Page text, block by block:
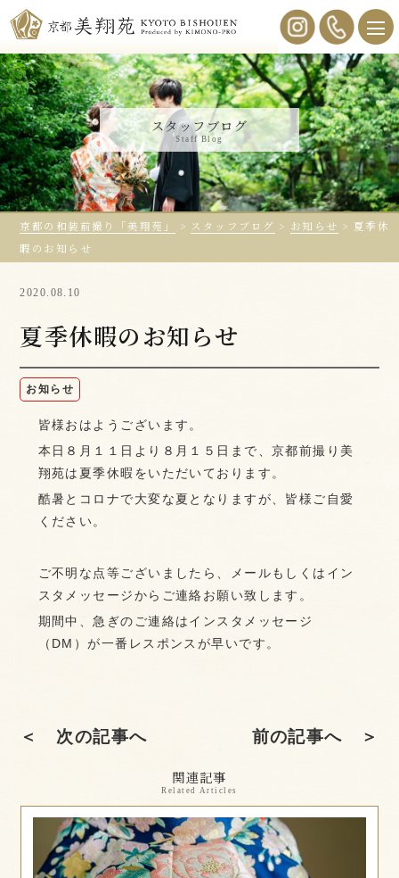
スタッフブログ
Staff Blog
京都の和装前撮り「美翔苑」 > スタッフブログ > お知らせ > 夏季休
暇のお知らせ
2020.08.10
夏季休暇のお知らせ
お知らせ
皆様おはようございます。
本日８月１１日より８月１５日まで、京都前撮り美
翔苑は夏季休暇をいただいております。
酷暑とコロナで大変な夏となりますが、皆様ご自愛
ください。
ご不明な点等ございましたら、メールもしくはイン
スタメッセージからご連絡お願い致します。
期間中、急ぎのご連絡はインスタメッセージ
（DM）が一番レスポンスが早いです。
＜ 次の記事へ 前の記事へ ＞
関連記事
Related Articles